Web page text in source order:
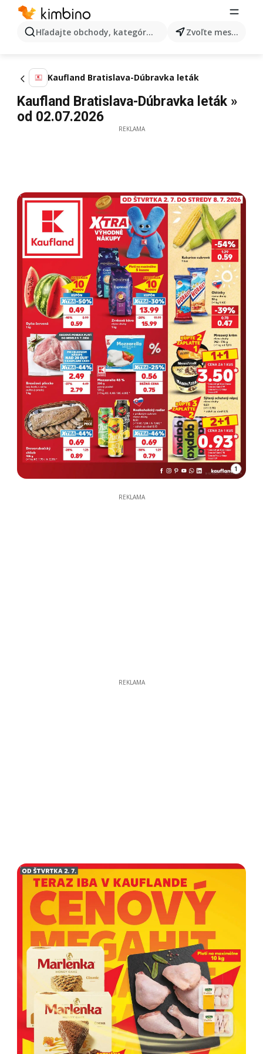
Hľadajte obchody, kategórie, produkty... Zvoľte mesto
Kaufland Bratislava-Dúbravka leták
Kaufland Bratislava-Dúbravka leták »
od 02.07.2026
REKLAMA
1
REKLAMA
REKLAMA